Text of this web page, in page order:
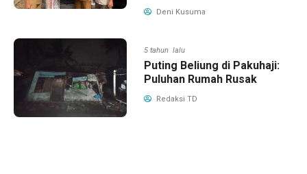
Deni Kusuma
5 tahun lalu
Puting Beliung di Pakuhaji:
Puluhan Rumah Rusak
Redaksi TD